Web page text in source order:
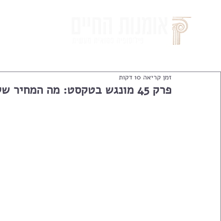
פרק 45 מונגש בטקסט: מה המחיר שלי?
זמן קריאה 10 דקות